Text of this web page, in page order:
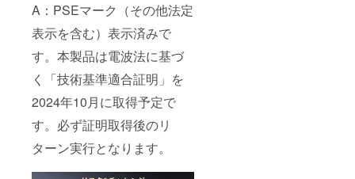
A：PSEマーク（その他法定
表示を含む）表示済みで
す。本製品は電波法に基づ
く「技術基準適合証明」を
2024年10月に取得予定で
す。必ず証明取得後のリ
ターン実行となります。